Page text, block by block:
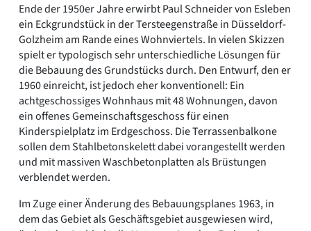
Freunde & Förderer
Kontakt
Impressum
Datenschutz
Suchbegriff eingeben
Ende der 1950er Jahre erwirbt Paul Schneider von Esleben
ein Eckgrundstück in der Tersteegenstraße in Düsseldorf-
Golzheim am Rande eines Wohnviertels. In vielen Skizzen
spielt er typologisch sehr unterschiedliche Lösungen für
die Bebauung des Grundstücks durch. Den Entwurf, den er
1960 einreicht, ist jedoch eher konventionell: Ein
achtgeschossiges Wohnhaus mit 48 Wohnungen, davon
ein offenes Gemeinschaftsgeschoss für einen
Kinderspielplatz im Erdgeschoss. Die Terrassenbalkone
sollen dem Stahlbetonskelett dabei vorangestellt werden
und mit massiven Waschbetonplatten als Brüstungen
verblendet werden.
Im Zuge einer Änderung des Bebauungsplanes 1963, in
dem das Gebiet als Geschäftsgebiet ausgewiesen wird,